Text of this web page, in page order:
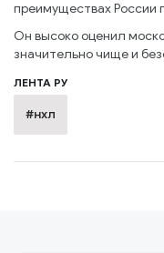
преимуществах
Он высоко оценил
значительно чище и
ЛЕНТА РУ
#нхл